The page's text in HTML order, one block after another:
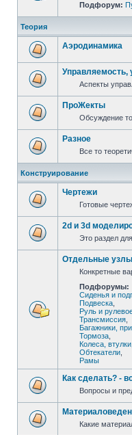
Подфорум:
Теория
Аэродинамика
Управляемость,
Аспекты
ПроЖекты
Обсуждение
Разное
Все то
Конструирование
Чертежи
Готовые
2d и 3d
Это раздел
Отдельные узлы
Конкретные
Подфорумы:
Сиденья и
Подвеска
Руль и
Трансмиссия
Багажники,
Тормоза
Колеса,
Обтекатели
Рамы
Как сделать? -
Вопросы и
Какие